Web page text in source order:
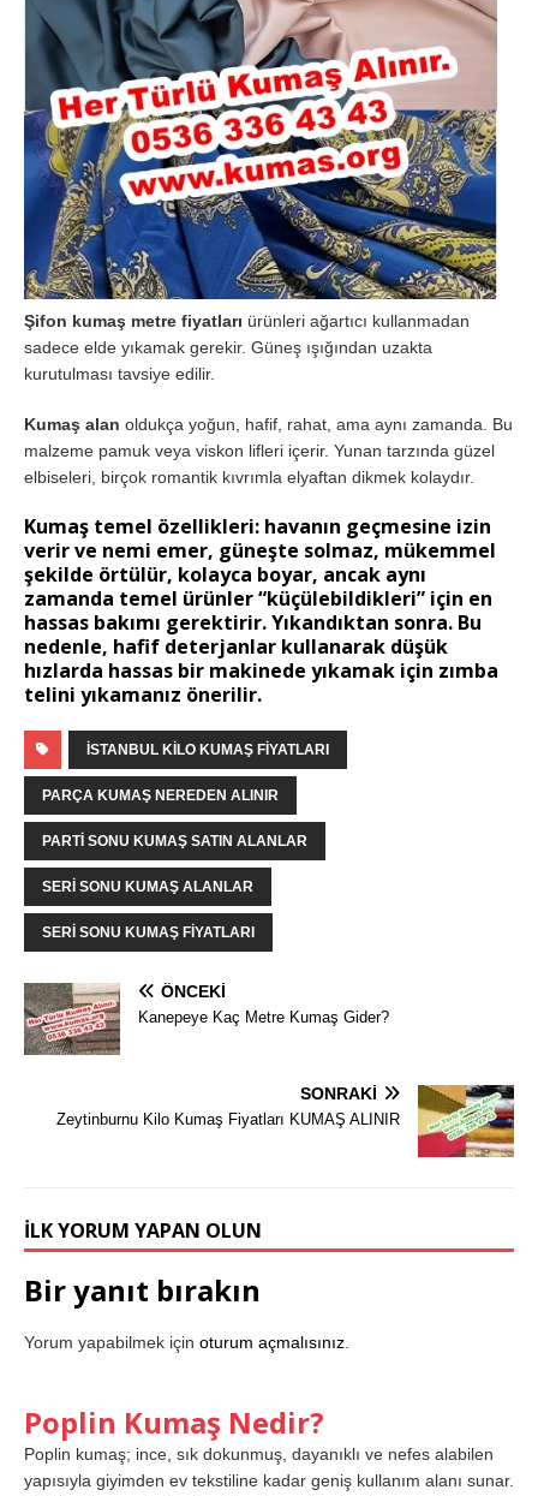
Şifon kumaş metre fiyatları ürünleri ağartıcı kullanmadan
sadece elde yıkamak gerekir. Güneş ışığından uzakta
kurutulması tavsiye edilir.
Kumaş alan oldukça yoğun, hafif, rahat, ama aynı zamanda. Bu
malzeme pamuk veya viskon lifleri içerir. Yunan tarzında güzel
elbiseleri, birçok romantik kıvrımla elyaftan dikmek kolaydır.
Kumaş temel özellikleri: havanın geçmesine izin
verir ve nemi emer, güneşte solmaz, mükemmel
şekilde örtülür, kolayca boyar, ancak aynı
zamanda temel ürünler “küçülebildikleri” için en
hassas bakımı gerektirir. Yıkandıktan sonra. Bu
nedenle, hafif deterjanlar kullanarak düşük
hızlarda hassas bir makinede yıkamak için zımba
telini yıkamanız önerilir.
İSTANBUL KILO KUMAŞ FIYATLARI
PARÇA KUMAŞ NEREDEN ALINIR
PARTI SONU KUMAŞ SATIN ALANLAR
SERI SONU KUMAŞ ALANLAR
SERI SONU KUMAŞ FIYATLARI
ÖNCEKI
Kanepeye Kaç Metre Kumaş Gider?
SONRAKI
Zeytinburnu Kilo Kumaş Fiyatları KUMAŞ ALINIR
İLK YORUM YAPAN OLUN
Bir yanıt bırakın
Yorum yapabilmek için oturum açmalısınız
Poplin Kumaş Nedir?
Poplin kumaş; ince, sık dokunmuş, dayanıklı ve nefes alabilen
yapısıyla giyimden ev tekstiline kadar geniş kullanım alanı sunar.